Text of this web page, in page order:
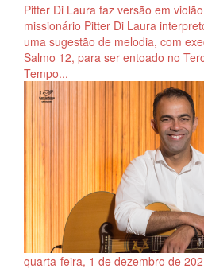
Pitter Di Laura faz versão em
missionário Pitter Di Laura
uma sugestão de melodia, com
Salmo 12, para ser entoado no
Tempo...
quarta-feira, 1 de dezembro de